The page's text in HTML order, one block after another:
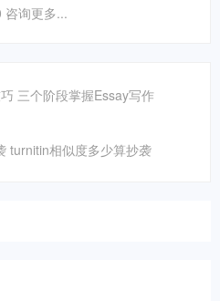
咨询更多...
三个阶段掌握Essay写作
turnitin相似度多少算抄袭